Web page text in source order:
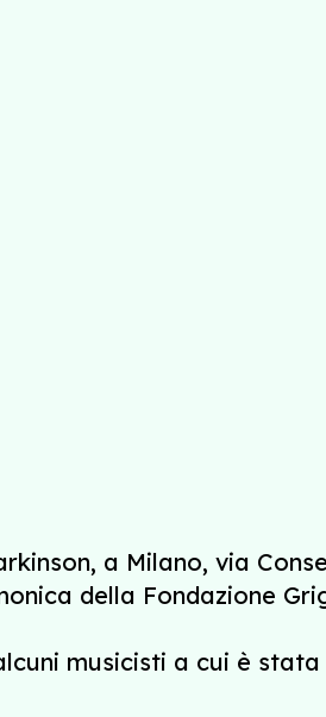
a Milano, via
della Fondazione
musicisti a cui è